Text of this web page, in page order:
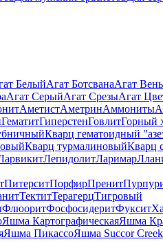
БелыйАгат БотсванаАгат
Агат СерыйАгат СрезыАгат
АметистАметринАммониты
ГематитГиперстенГовлитГорный
Кварц гематоидный
Кварц турмалиновыйКварц
ЛепидолитЛаримар
ПитерситПорфирПренит
ТектитТерагерцТигровый
ФлюоритФосфосидеритФуксит
Яшма КартографическаяЯшма
Яшма ПикассоЯшма Succor Creek